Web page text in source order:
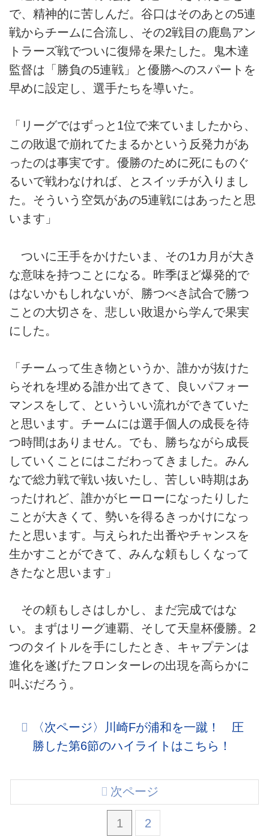
で、精神的に苦しんだ。谷口はそのあとの5連
戦からチームに合流し、その2戦目の鹿島アン
トラーズ戦でついに復帰を果たした。鬼木達
監督は「勝負の5連戦」と優勝へのスパートを
早めに設定し、選手たちを導いた。
「リーグではずっと1位で来ていましたから、
この敗退で崩れてたまるかという反発力があ
ったのは事実です。優勝のために死にものぐ
るいで戦わなければ、とスイッチが入りまし
た。そういう空気があの5連戦にはあったと思
います」
ついに王手をかけたいま、その1カ月が大き
な意味を持つことになる。昨季ほど爆発的で
はないかもしれないが、勝つべき試合で勝つ
ことの大切さを、悲しい敗退から学んで果実
にした。
「チームって生き物というか、誰かが抜けた
らそれを埋める誰か出てきて、良いパフォー
マンスをして、といういい流れができていた
と思います。チームには選手個人の成長を待
つ時間はありません。でも、勝ちながら成長
していくことにはこだわってきました。みん
なで総力戦で戦い抜いたし、苦しい時期はあ
ったけれど、誰かがヒーローになったりした
ことが大きくて、勢いを得るきっかけになっ
たと思います。与えられた出番やチャンスを
生かすことができて、みんな頼もしくなって
きたなと思います」
その頼もしさはしかし、まだ完成ではな
い。まずはリーグ連覇、そして天皇杯優勝。2
つのタイトルを手にしたとき、キャプテンは
進化を遂げたフロンターレの出現を高らかに
叫ぶだろう。
〈次ページ〉川崎Fが浦和を一蹴！ 圧
勝した第6節のハイライトはこちら！
1 2
次ページ